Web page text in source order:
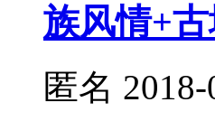
族风情+
匿名